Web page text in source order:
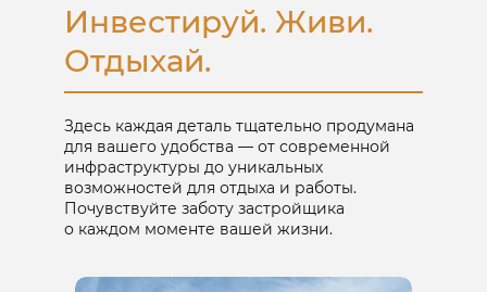
Инвестируй. Живи.
Отдыхай.
Здесь каждая деталь тщательно продумана
для вашего удобства — от современной
инфраструктуры до уникальных
возможностей для отдыха и работы.
Почувствуйте заботу застройщика
о каждом моменте вашей жизни.